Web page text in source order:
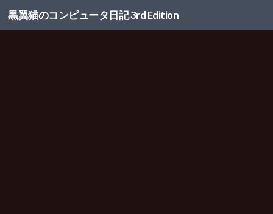
コンテンツへスキップ
黒翼猫のコンピュータ日記 3rd Edition